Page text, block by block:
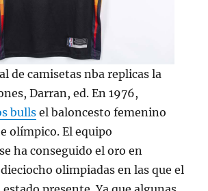
de camisetas nba replicas la
Darran, ed. En 1976,
bullsel baloncesto femenino
olímpico. El equipo
ha conseguido el oro en
olimpiadas en las que el